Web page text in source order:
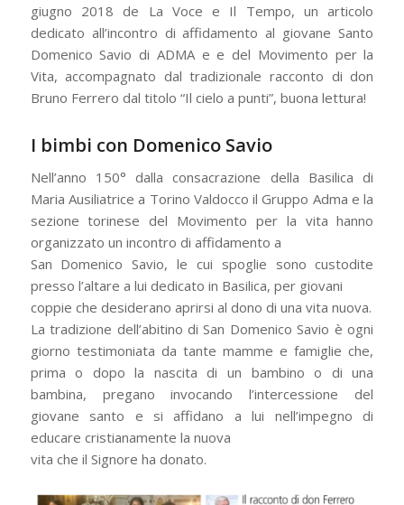
giugno 2018 de La Voce e Il Tempo, un articolo
dedicato all’incontro di affidamento al giovane Santo
Domenico Savio di ADMA e e del Movimento per la
Vita, accompagnato dal tradizionale racconto di don
Bruno Ferrero dal titolo “Il cielo a punti”, buona lettura!
I bimbi con Domenico Savio
Nell’anno 150° dalla consacrazione della Basilica di
Maria Ausiliatrice a Torino Valdocco il Gruppo Adma e la
sezione torinese del Movimento per la vita hanno
organizzato un incontro di affidamento a
San Domenico Savio, le cui spoglie sono custodite
presso l’altare a lui dedicato in Basilica, per giovani
coppie che desiderano aprirsi al dono di una vita nuova.
La tradizione dell’abitino di San Domenico Savio è ogni
giorno testimoniata da tante mamme e famiglie che,
prima o dopo la nascita di un bambino o di una
bambina, pregano invocando l’intercessione del
giovane santo e si affidano a lui nell’impegno di
educare cristianamente la nuova
vita che il Signore ha donato.